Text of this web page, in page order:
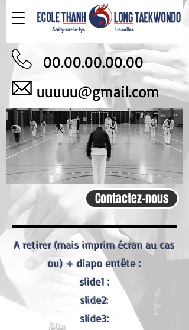
Sailly-sur-la-Lys Linselles
00.00.00.00.00
uuuuu@gmail.com
Contactez-nous
A retirer (mais imprim écran au cas
ou) + diapo entête :
slide1 :
slide2:
slide3: